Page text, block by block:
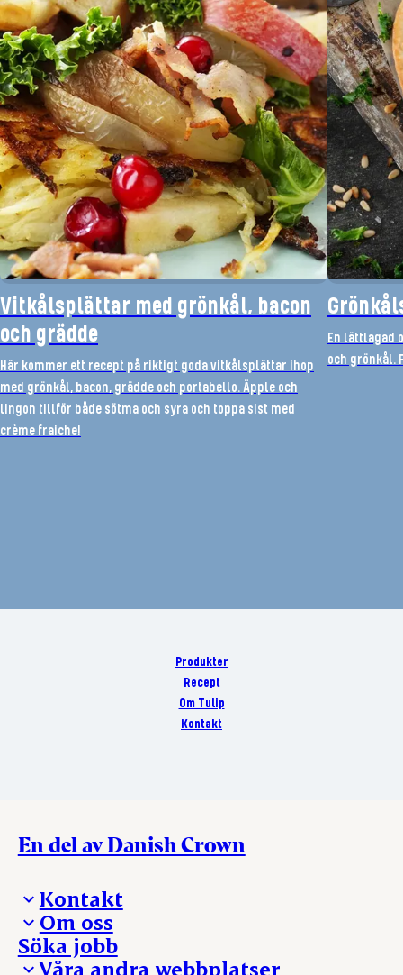
Vitkålsplättar med grönkål, bacon
och grädde
Här kommer ett recept på riktigt goda vitkålsplättar ihop
med grönkål, bacon, grädde och portabello. Äpple och
lingon tillför både sötma och syra och toppa sist med
crème fraiche!
En lättlagad
och grönkål.
Produkter
Recept
Om Tulip
Kontakt
En del av Danish Crown
Kontakt
Presskontakt – För dig som är journalist
Reklamation
Visselblåsning
Om oss
Vi tar ledningen
Söka jobb
Våra andra webbplatser